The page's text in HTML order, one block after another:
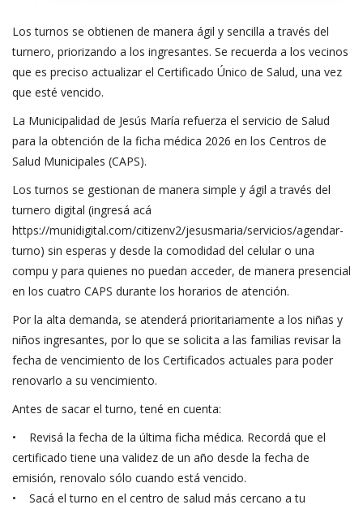
Los turnos se obtienen de manera ágil y sencilla a través del
turnero, priorizando a los ingresantes. Se recuerda a los vecinos
que es preciso actualizar el Certificado Único de Salud, una vez
que esté vencido.
La Municipalidad de Jesús María refuerza el servicio de Salud
para la obtención de la ficha médica 2026 en los Centros de
Salud Municipales (CAPS).
Los turnos se gestionan de manera simple y ágil a través del
turnero digital (ingresá acá
https://munidigital.com/citizenv2/jesusmaria/servicios/agendar-
turno) sin esperas y desde la comodidad del celular o una
compu y para quienes no puedan acceder, de manera presencial
en los cuatro CAPS durante los horarios de atención.
Por la alta demanda, se atenderá prioritariamente a los niñas y
niños ingresantes, por lo que se solicita a las familias revisar la
fecha de vencimiento de los Certificados actuales para poder
renovarlo a su vencimiento.
Antes de sacar el turno, tené en cuenta:
• Revisá la fecha de la última ficha médica. Recordá que el
certificado tiene una validez de un año desde la fecha de
emisión, renovalo sólo cuando está vencido.
• Sacá el turno en el centro de salud más cercano a tu